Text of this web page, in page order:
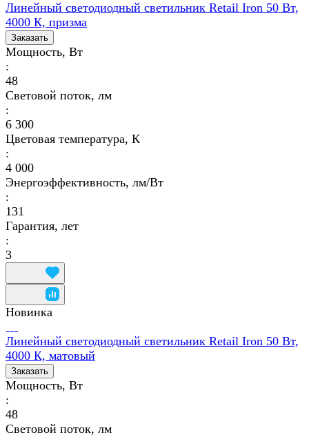
Линейный светодиодный светильник Retail Iron 50 Вт,
4000 К, призма
Заказать
Мощность, Вт
:
48
Световой поток, лм
:
6 300
Цветовая температура, К
:
4 000
Энергоэффективность, лм/Вт
:
131
Гарантия, лет
:
3
Новинка
Линейный светодиодный светильник Retail Iron 50 Вт,
4000 К, матовый
Заказать
Мощность, Вт
:
48
Световой поток, лм